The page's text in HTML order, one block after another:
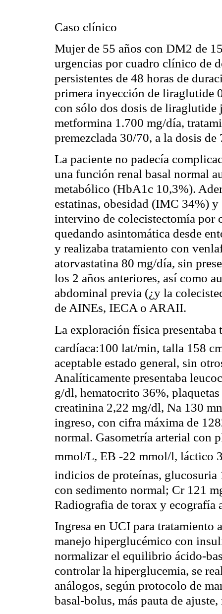
Caso clínico
Mujer de 55 años con DM2 de
urgencias por cuadro clínico de
persistentes de 48 horas de
primera inyección de liraglutide
con sólo dos dosis de
metformina 1.700 mg/día,
premezclada 30/70, a la dosis
La paciente no padecía
una función renal basal normal
metabólico (HbA1c 10,3%).
estatinas, obesidad (IMC 34%)
intervino de colecistectomía
quedando asintomática desde
y realizaba tratamiento con
atorvastatina 80 mg/día, sin
los 2 años anteriores, así como
abdominal previa (¿y la
de AINEs, IECA o ARAII.
La exploración física
cardíaca:100 lat/min, talla 158
aceptable estado general, sin
Analíticamente presentaba
g/dl, hematocrito 36%,
creatinina 2,22 mg/dl, Na 130
ingreso, con cifra máxima de
normal. Gasometría arterial con
mmol/L, EB -22 mmol/l, láctico
indicios de proteínas,
con sedimento normal; Cr 121
Radiografia de torax y
Ingresa en UCI para
manejo hiperglucémico con
normalizar el equilibrio ácido-
controlar la hiperglucemia, se
análogos, según protocolo de
basal-bolus, más pauta de